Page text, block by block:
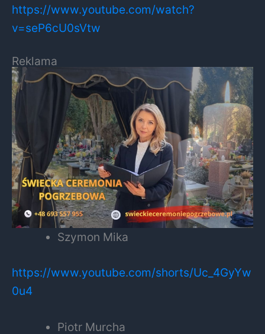
https://www.youtube.com/watch?
v=seP6cU0sVtw
Reklama
Szymon Mika
https://www.youtube.com/shorts/Uc_4GyYw
0u4
Piotr Murcha